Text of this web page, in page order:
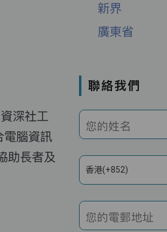
新界
廣東省
深社工
電腦資訊
助長者及
聯絡我們
您的姓名
香港(+852)
您的電郵地址